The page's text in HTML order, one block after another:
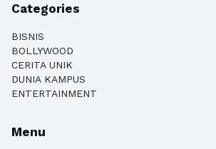
Categories
BISNIS
BOLLYWOOD
CERITA UNIK
DUNIA KAMPUS
ENTERTAINMENT
Menu